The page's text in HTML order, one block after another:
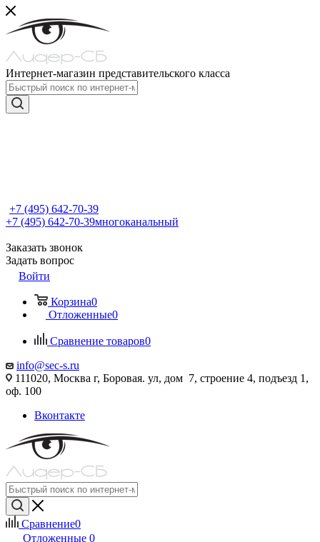
Интернет-магазин представительского класса
+7 (495) 642-70-39
+7 (495) 642-70-39многоканальный
Заказать звонок
Задать вопрос
Войти
Корзина0
Отложенные0
Сравнение товаров0
info@sec-s.ru
111020, Москва г, Боровая. ул, дом 7, строение 4, подъезд 1,
оф. 100
Вконтакте
Сравнение0
Отложенные 0